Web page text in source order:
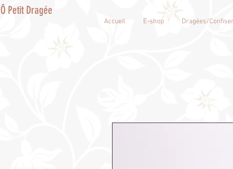
Ô Petit Dragée
Accueil E-shop Dragées/